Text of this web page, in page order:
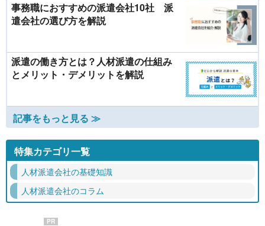
事務職におすすめの派遣会社10社 派
遣会社の選び方を解説
派遣の働き方とは？人材派遣の仕組み
とメリット・デメリットを解説
記事をもっと見る ≫
特集カテゴリ一覧
人材派遣会社の基礎知識
人材派遣会社のコラム
PR